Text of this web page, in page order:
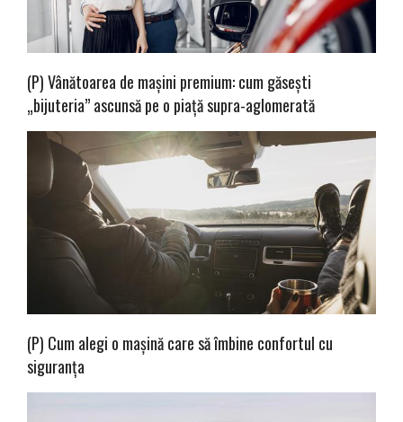
(P) Vânătoarea de mașini premium: cum găsești
„bijuteria” ascunsă pe o piață supra-aglomerată
(P) Cum alegi o mașină care să îmbine confortul cu
siguranța